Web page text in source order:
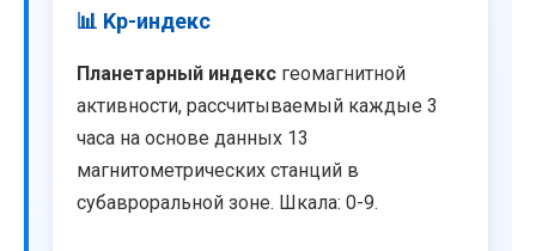
📊 Kp-индекс
Планетарный индекс геомагнитной
активности, рассчитываемый каждые 3
часа на основе данных 13
магнитометрических станций в
субавроральной зоне. Шкала: 0-9.